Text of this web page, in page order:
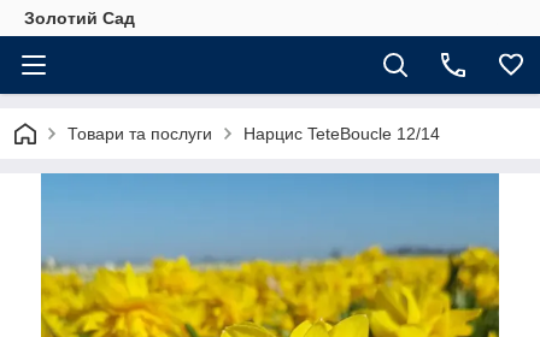
Золотий Сад
Товари та послуги Нарцис TeteBoucle 12/14